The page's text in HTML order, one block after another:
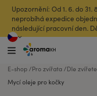
Upozornění: Od 1. 6. do
neprobíhá expedice
následující pracovní den.
E-shop Pro zvířata Dle zvířete
Mycí oleje pro kočky